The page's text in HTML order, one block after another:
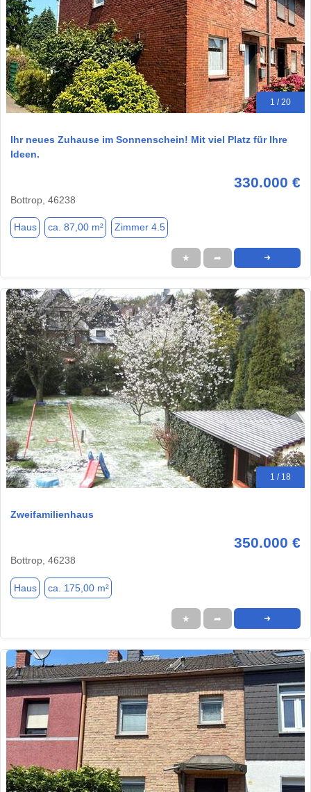
1 / 20
Ihr neues Zuhause im Sonnenschein! Mit viel Platz für Ihre
Ideen.
330.000 €
Bottrop, 46238
Haus ca. 87,00 m² Zimmer 4.5
★ ➦ ➜
1 / 18
Zweifamilienhaus
350.000 €
Bottrop, 46238
Haus ca. 175,00 m²
★ ➦ ➜